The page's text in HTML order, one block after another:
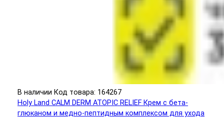
В наличии Код товара: 164267
Holy Land CALM DERM ATOPIC RELIEF Крем с бета-
глюканом и медно-пептидным комплексом для ухода